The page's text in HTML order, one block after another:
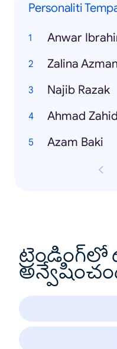
Personaliti
Anwar
Zalina Azman
Najib Razak
Ahmad
Azam Baki